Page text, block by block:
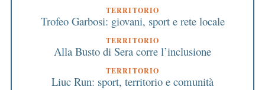
TERRITORIO
Trofeo Garbosi: giovani, sport e rete locale
TERRITORIO
Alla Busto di Sera corre l’inclusione
TERRITORIO
Liuc Run: sport, territorio e comunità